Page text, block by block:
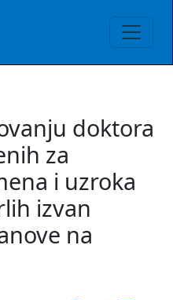
doktora
za
i uzroka
izvan
na